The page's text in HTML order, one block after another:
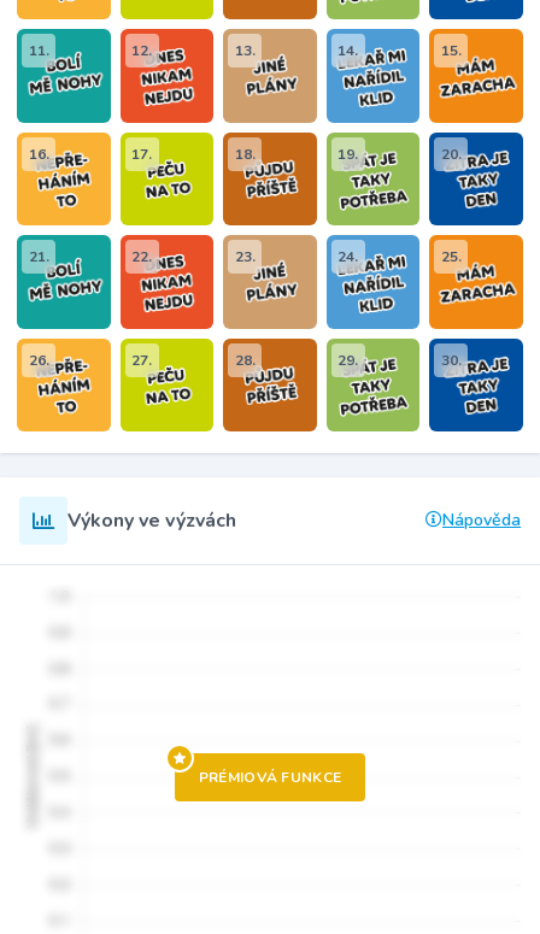
11. 12. 13. 14. 15.
16. 17. 18. 19. 20.
21. 22. 23. 24. 25.
26. 27. 28. 29. 30.
Výkony ve výzvách Nápověda
PRÉMIOVÁ FUNKCE